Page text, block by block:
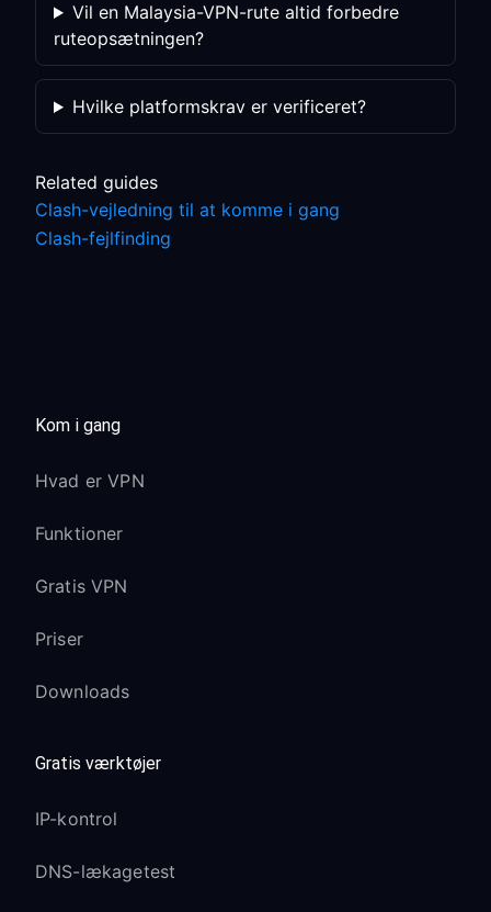
Vil en Malaysia-VPN-rute altid forbedre
ruteopsætningen?
Hvilke platformskrav er verificeret?
Related guides
Clash-vejledning til at komme i gang
Clash-fejlfinding
Kom i gang
Hvad er VPN
Funktioner
Gratis VPN
Priser
Downloads
Gratis værktøjer
IP-kontrol
DNS-lækagetest